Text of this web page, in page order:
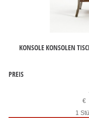
KONSOLE KONSOLEN
PREIS
€
1